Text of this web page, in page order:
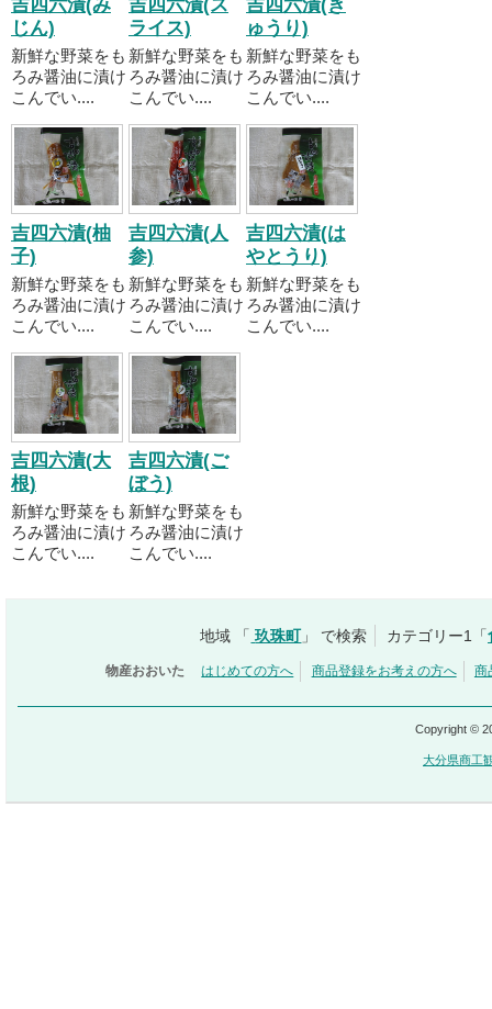
吉四六漬(み
じん)
新鮮な野菜をも
ろみ醤油に漬け
こんでい....
吉四六漬(ス
ライス)
新鮮な野菜をも
ろみ醤油に漬け
こんでい....
吉四六漬(き
ゅうり)
新鮮な野菜をも
ろみ醤油に漬け
こんでい....
吉四六漬(柚
子)
新鮮な野菜をも
ろみ醤油に漬け
こんでい....
吉四六漬(人
参)
新鮮な野菜をも
ろみ醤油に漬け
こんでい....
吉四六漬(は
やとうり)
新鮮な野菜をも
ろみ醤油に漬け
こんでい....
吉四六漬(大
根)
新鮮な野菜をも
ろみ醤油に漬け
こんでい....
吉四六漬(ご
ぼう)
新鮮な野菜をも
ろみ醤油に漬け
こんでい....
地域 「 玖珠町」 で検索 カテゴリー1「
物産おおいた はじめての方へ 商品登録をお考えの方へ 商
Copyright ©
大分県商工